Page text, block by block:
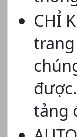
CHỈ
tảng